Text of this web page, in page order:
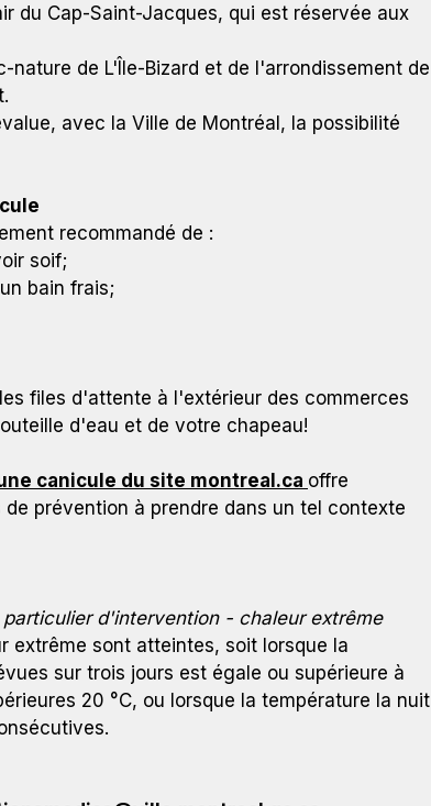
du Cap-Saint-Jacques, qui est réservée aux
de L'Île-Bizard et de l'arrondissement de
avec la Ville de Montréal, la possibilité
recommandé de :
soif;
bain frais;
files d'attente à l'extérieur des commerces
d'eau et de votre chapeau!
canicule du site montreal.ca offre
prévention à prendre dans un tel contexte
particulier d'intervention - chaleur extrême
extrême sont atteintes, soit lorsque la
sur trois jours est égale ou supérieure à
20 °C, ou lorsque la température la nuit